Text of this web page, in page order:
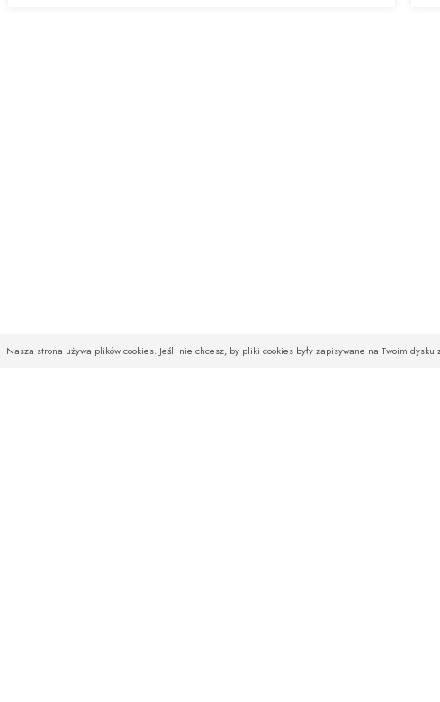
Nasza strona używa plików cookies. Jeśli nie chcesz, by pliki cookies były zapisywane na Twoim